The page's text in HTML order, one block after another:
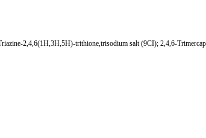
2,4,6(1H,3H,5H)-trithione,trisodium salt (9CI); 2,4,6-